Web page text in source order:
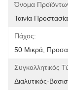
Όνομα
Ταινία
Πάχος:
50 Μικρά,
Συγκολλητικός
Διαλυτικός-